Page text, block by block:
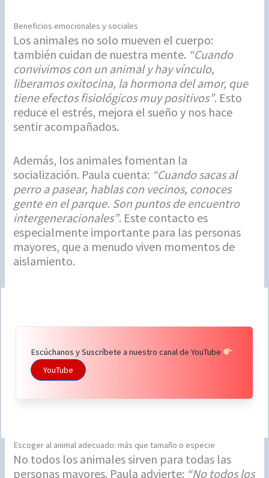
Beneficios emocionales y sociales
Los animales no solo mueven el cuerpo:
también cuidan de nuestra mente. “Cuando
convivimos con un animal y hay vínculo,
liberamos oxitocina, la hormona del amor, que
tiene efectos fisiológicos muy positivos”. Esto
reduce el estrés, mejora el sueño y nos hace
sentir acompañados.
Además, los animales fomentan la
socialización. Paula cuenta: “Cuando sacas al
perro a pasear, hablas con vecinos, conoces
gente en el parque. Son puntos de encuentro
intergeneracionales”. Este contacto es
especialmente importante para las personas
mayores, que a menudo viven momentos de
aislamiento.
Escúchanos y Suscríbete a nuestro canal de YouTube
YouTube
Escoger al animal adecuado: más que tamaño o especie
No todos los animales sirven para todas las
personas mayores. Paula advierte: “No todos los